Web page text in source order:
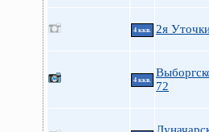
4 ккв. 2я
4 ккв.
72